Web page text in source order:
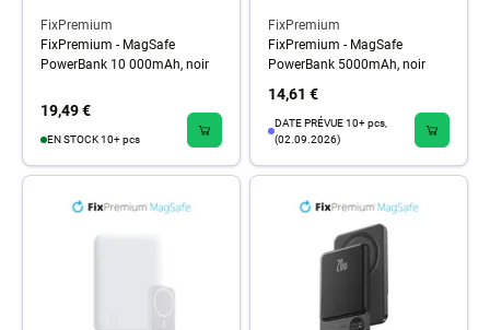
FixPremium
FixPremium - MagSafe
PowerBank 10 000mAh, noir
19,49 €
EN STOCK 10+ pcs
FixPremium
FixPremium - MagSafe
PowerBank 5000mAh, noir
14,61 €
DATE PRÉVUE 10+ pcs,
(02.09.2026)